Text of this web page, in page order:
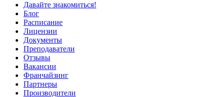
Давайте знакомиться!
Блог
Расписание
Лицензии
Документы
Преподаватели
Отзывы
Вакансии
Франчайзинг
Партнеры
Производители